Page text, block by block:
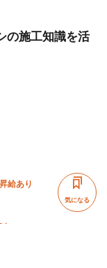
の施工知識を活
昇給あり
気になる